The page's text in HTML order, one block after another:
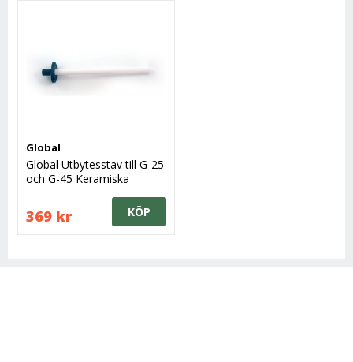
Global
Global Utbytesstav till G-25
och G-45 Keramiska
369 kr KÖP